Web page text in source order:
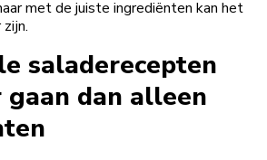
met de juiste ingrediënten kan het
saladerecepten
gaan dan alleen